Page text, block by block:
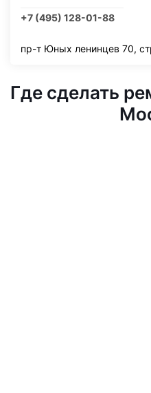
+7 (495) 128-01-88
пр-т Юных ленинцев 70,
Где сделать